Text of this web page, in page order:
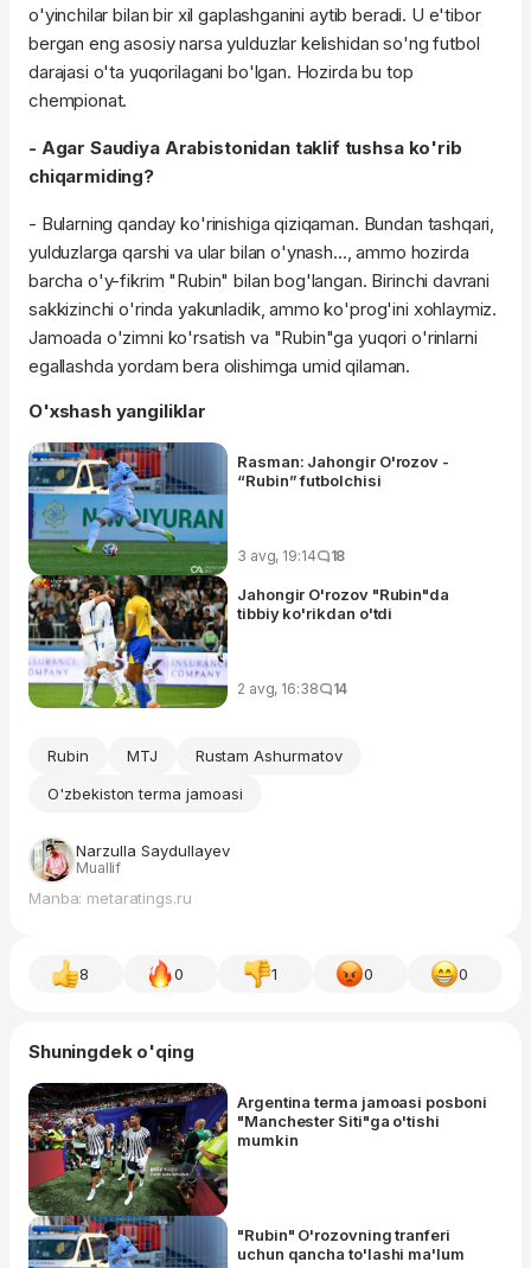
o'yinchilar bilan bir xil gaplashganini aytib beradi. U e'tibor
bergan eng asosiy narsa yulduzlar kelishidan so'ng futbol
darajasi o'ta yuqorilagani bo'lgan. Hozirda bu top
chempionat.
- Agar Saudiya Arabistonidan taklif tushsa ko'rib
chiqarmiding?
- Bularning qanday ko'rinishiga qiziqaman. Bundan tashqari,
yulduzlarga qarshi va ular bilan o'ynash..., ammo hozirda
barcha o'y-fikrim "Rubin" bilan bog'langan. Birinchi davrani
sakkizinchi o'rinda yakunladik, ammo ko'prog'ini xohlaymiz.
Jamoada o'zimni ko'rsatish va "Rubin"ga yuqori o'rinlarni
egallashda yordam bera olishimga umid qilaman.
O'xshash yangiliklar
Rasman: Jahongir O'rozov -
“Rubin” futbolchisi
3 avg, 19:14 18
Jahongir O'rozov "Rubin"da
tibbiy ko'rikdan o'tdi
2 avg, 16:38 14
Rubin MTJ
Rustam Ashurmatov
O'zbekiston terma jamoasi
Narzulla Saydullayev
Muallif
Manba: metaratings.ru
8 0 1 0 0
Shuningdek o'qing
Argentina terma jamoasi posboni
"Manchester Siti"ga o'tishi
mumkin
"Rubin" O'rozovning tranferi
uchun qancha to'lashi ma'lum